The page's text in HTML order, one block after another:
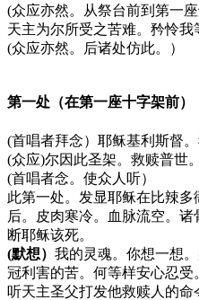
(众应亦然。从祭台前到第一
天主为尔所受之苦难。矜怜我
(众应亦然。后诸处仿此。）
第一处（在第一座十字架前）
(首唱者拜念）耶稣基利斯督
(众应)尔因此圣架。救赎普世。
(首唱者念。使众人听）
此第一处。发显耶稣在比辣
后。皮肉寒冷。血脉流空。
断耶稣该死。
(默想） 我的灵魂。你想一想
冠利害的苦。何等样安心忍
听天主圣父打发他救赎人的